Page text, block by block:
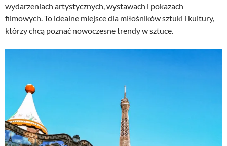
wydarzeniach artystycznych, wystawach i pokazach
filmowych. To idealne miejsce dla miłośników sztuki i kultury,
którzy chcą poznać nowoczesne trendy w sztuce.